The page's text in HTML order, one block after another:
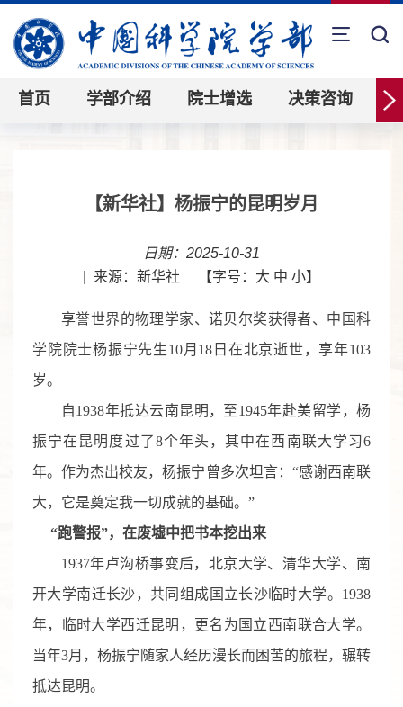
首页 学部介绍 院士增选 决策咨询
【新华社】杨振宁的昆明岁月
日期：2025-10-31
来源：新华社 【字号： 大 中 小】
享誉世界的物理学家、诺贝尔奖获得者、中国科
学院院士杨振宁先生10月18日在北京逝世，享年103
岁。
自1938年抵达云南昆明，至1945年赴美留学，杨
振宁在昆明度过了8个年头，其中在西南联大学习6
年。作为杰出校友，杨振宁曾多次坦言：“感谢西南联
大，它是奠定我一切成就的基础。”
“跑警报”，在废墟中把书本挖出来
1937年卢沟桥事变后，北京大学、清华大学、南
开大学南迁长沙，共同组成国立长沙临时大学。1938
年，临时大学西迁昆明，更名为国立西南联合大学。
当年3月，杨振宁随家人经历漫长而困苦的旅程，辗转
抵达昆明。